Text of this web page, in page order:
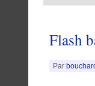
Flash
Par